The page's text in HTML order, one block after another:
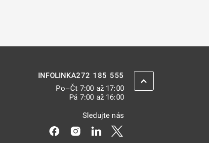
INFOLINKA272 185 555
Po–Čt 7:00 až 17:00
Pá 7:00 až 16:00
Sledujte nás
Odkaz se otevře na nové kartě
Odkaz se otevře na nové kartě
Odkaz se otevře na nové
ZPĚT NAHORU